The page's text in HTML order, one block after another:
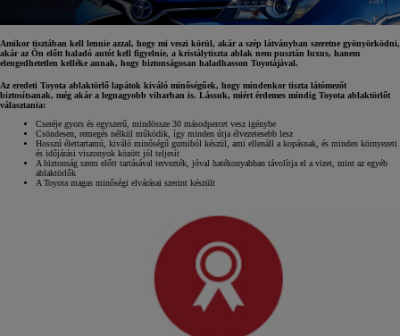
Amikor tisztában kell lennie azzal, hogy mi veszi körül, akár a szép látványban szeretne gyönyörködni,
akár az Ön előtt haladó autót kell figyelnie, a kristálytiszta ablak nem pusztán luxus, hanem
elengedhetetlen kelléke annak, hogy biztonságosan haladhasson Toyotájával.
Az eredeti Toyota ablaktörlő lapátok kiváló minőségűek, hogy mindenkor tiszta látómezőt
biztosítsanak, még akár a legnagyobb viharban is. Lássuk, miért érdemes mindig Toyota ablaktörlőt
választania:
Cseréje gyors és egyszerű, mindössze 30 másodpercet vesz igénybe
Csöndesen, remegés nélkül működik, így minden útja élvezetesebb lesz
Hosszú élettartamú, kiváló minőségű gumiból készül, ami ellenáll a kopásnak, és minden környezeti
és időjárási viszonyok között jól teljesít
A biztonság szem előtt tartásával tervezték, jóval hatékonyabban távolítja el a vizet, mint az egyéb
ablaktörlők
A Toyota magas minőségi elvárásai szerint készült